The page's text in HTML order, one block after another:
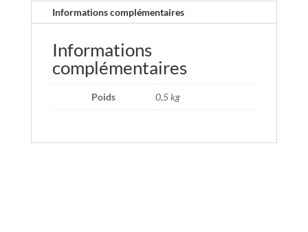
Informations complémentaires
Informations
complémentaires
Poids 0,5 kg